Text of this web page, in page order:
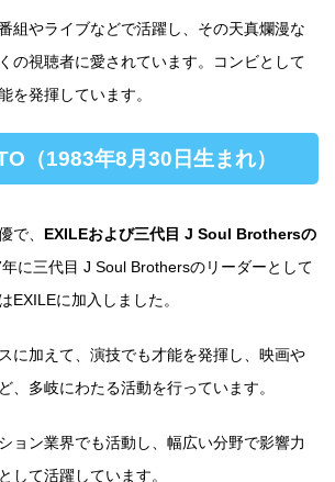
組やライブなどで活躍し、その天真爛漫な
の視聴者に愛されています。コンビとして
を発揮しています。
（1983年8月30日生まれ）
で、 EXILEおよび三代目 J Soul Brothersの
に三代目 J Soul Brothersのリーダーとして
EXILEに加入しました。
に加えて、演技でも才能を発揮し、映画や
、多岐にわたる活動を行っています。
ョン業界でも活動し、幅広い分野で影響力
して活躍しています。